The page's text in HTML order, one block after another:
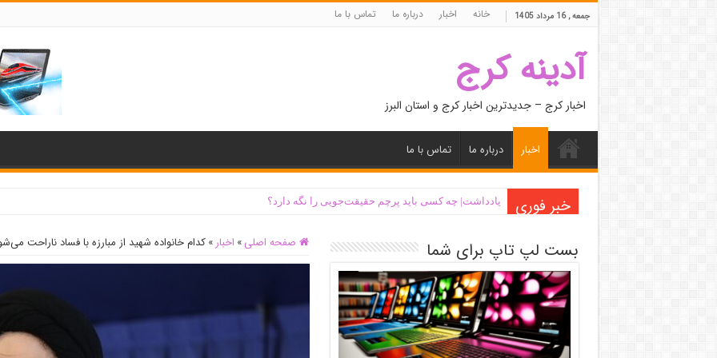
جمعه , 16 مرداد 1405 خانه اخبار درباره ما تماس با ما
آدینه کرج
اخبار کرج – جدیدترین اخبار کرج و استان البرز
اخبار درباره ما تماس با ما
خبر فوری یادداشت| ‌چه کسی باید پرچم حقیقت‌جویی را نگه دارد؟
صفحه اصلی » اخبار » کدام خانواده شهید از مبارزه با فساد ناراحت بست لپ تاپ برای شما